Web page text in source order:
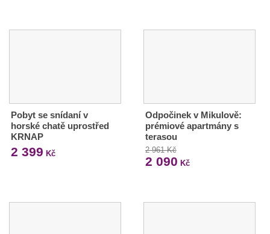
Pobyt se snídaní v
horské chatě uprostřed
KRNAP
2 399 Kč
Odpočinek v Mikulově:
prémiové apartmány s
terasou
2 961 Kč
2 090 Kč